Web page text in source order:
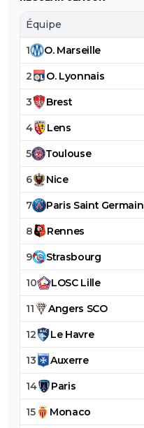
Équipe
1 O. Marseille
2 O. Lyonnais
3 Brest
4 Lens
5 Toulouse
6 Nice
7 Paris Saint Germain
8 Rennes
9 Strasbourg
10 LOSC Lille
11 Angers SCO
12 Le Havre
13 Auxerre
14 Paris
15 Monaco